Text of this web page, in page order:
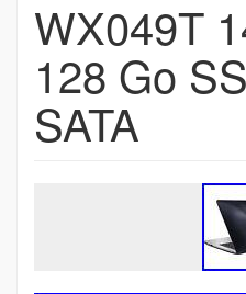
WX049T
128 Go
SATA